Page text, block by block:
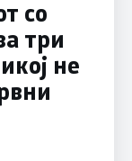
со
три
не